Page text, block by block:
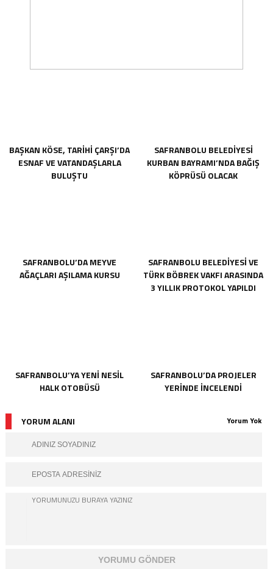
BAŞKAN KÖSE, TARİHİ ÇARŞI’DA
ESNAF VE VATANDAŞLARLA
BULUŞTU
SAFRANBOLU BELEDİYESİ
KURBAN BAYRAMI’NDA BAĞIŞ
KÖPRÜSÜ OLACAK
SAFRANBOLU’DA MEYVE
AĞAÇLARI AŞILAMA KURSU
SAFRANBOLU BELEDİYESİ VE
TÜRK BÖBREK VAKFI ARASINDA
3 YILLIK PROTOKOL YAPILDI
SAFRANBOLU’YA YENİ NESİL
HALK OTOBÜSÜ
SAFRANBOLU’DA PROJELER
YERİNDE İNCELENDİ
YORUM ALANI Yorum Yok
YORUMU GÖNDER